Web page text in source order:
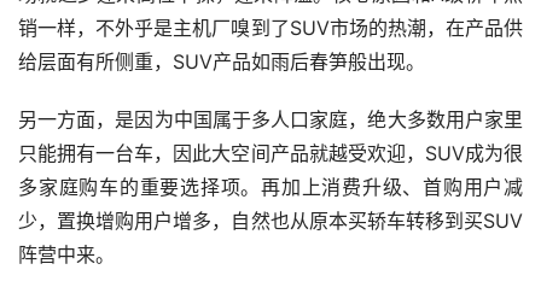
销一样，不外乎是主机厂嗅到了SUV市场的热潮，在产品供
给层面有所侧重，SUV产品如雨后春笋般出现。
另一方面，是因为中国属于多人口家庭，绝大多数用户家里
只能拥有一台车，因此大空间产品就越受欢迎，SUV成为很
多家庭购车的重要选择项。再加上消费升级、首购用户减
少，置换增购用户增多，自然也从原本买轿车转移到买SUV
阵营中来。